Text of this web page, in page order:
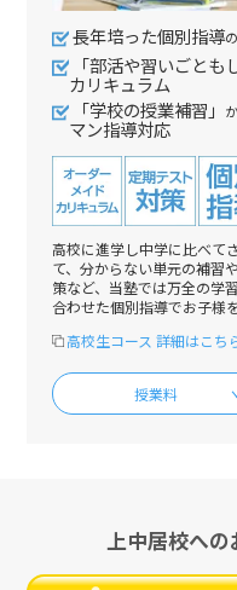
長年培った個別指導の
「部活や習いごと
カリキュラム
「学校の授業補習」
マン指導対応
高校に進学し中学に比べて
て、分からない単元の補習
策など、当塾では万全の学
合わせた個別指導でお子様
高校生コース 詳細はこち
授業料
上中居校への